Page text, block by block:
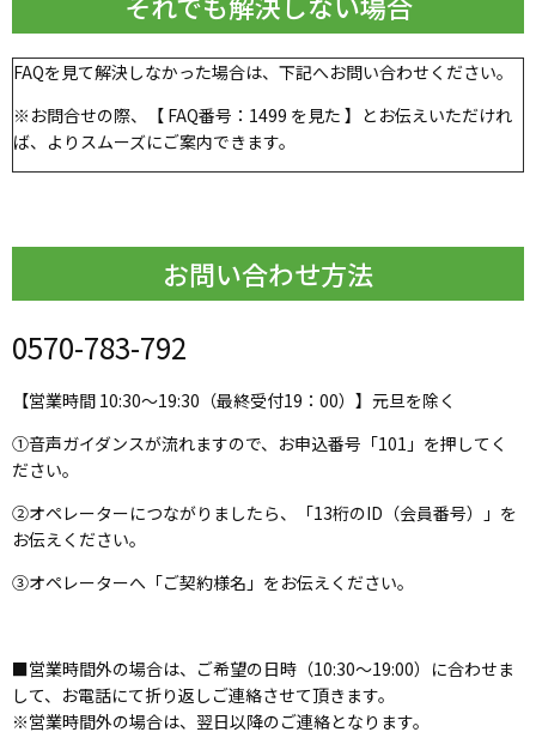
FAQを見て解決しなかった場合は、下記へお問い合わせください。
※お問合せの際、【 FAQ番号：1499 を見た 】とお伝えいただけれ
ば、よりスムーズにご案内できます。
お問い合わせ方法
0570-783-792
【営業時間 10:30～19:30（最終受付19：00）】元旦を除く
①音声ガイダンスが流れますので、お申込番号「101」を押してく
ださい。
②オペレーターにつながりましたら、「13桁のID（会員番号）」を
お伝えください。
③オペレーターへ「ご契約様名」をお伝えください。
■営業時間外の場合は、ご希望の日時（10:30～19:00）に合わせま
して、お電話にて折り返しご連絡させて頂きます。
※営業時間外の場合は、翌日以降のご連絡となります。